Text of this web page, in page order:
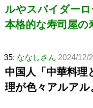
ルやスパイダーロ
本格的な寿司屋の
35: ななしさん 2024/12/
中国人「中華料
理が色々アルアル